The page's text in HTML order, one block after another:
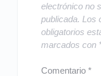
electrónico no
publicada. Los
obligatorios
marcados con
Comentario*